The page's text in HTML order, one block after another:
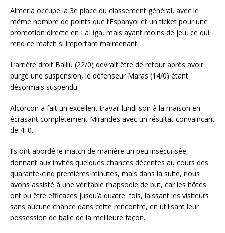
Almeria occupe la 3e place du classement général, avec le
même nombre de points que l’Espanyol et un ticket pour une
promotion directe en LaLiga, mais ayant moins de jeu, ce qui
rend ce match si important maintenant.
L’arrière droit Balliu (22/0) devrait être de retour après avoir
purgé une suspension, le défenseur Maras (14/0) étant
désormais suspendu.
Alcorcon a fait un excellent travail lundi soir à la maison en
écrasant complètement Mirandes avec un résultat convaincant
de 4: 0.
Ils ont abordé le match de manière un peu insécurisée,
donnant aux invités quelques chances décentes au cours des
quarante-cinq premières minutes, mais dans la suite, nous
avons assisté à une véritable rhapsodie de but, car les hôtes
ont pu être efficaces jusqu’à quatre. fois, laissant les visiteurs
sans aucune chance dans cette rencontre, en utilisant leur
possession de balle de la meilleure façon.